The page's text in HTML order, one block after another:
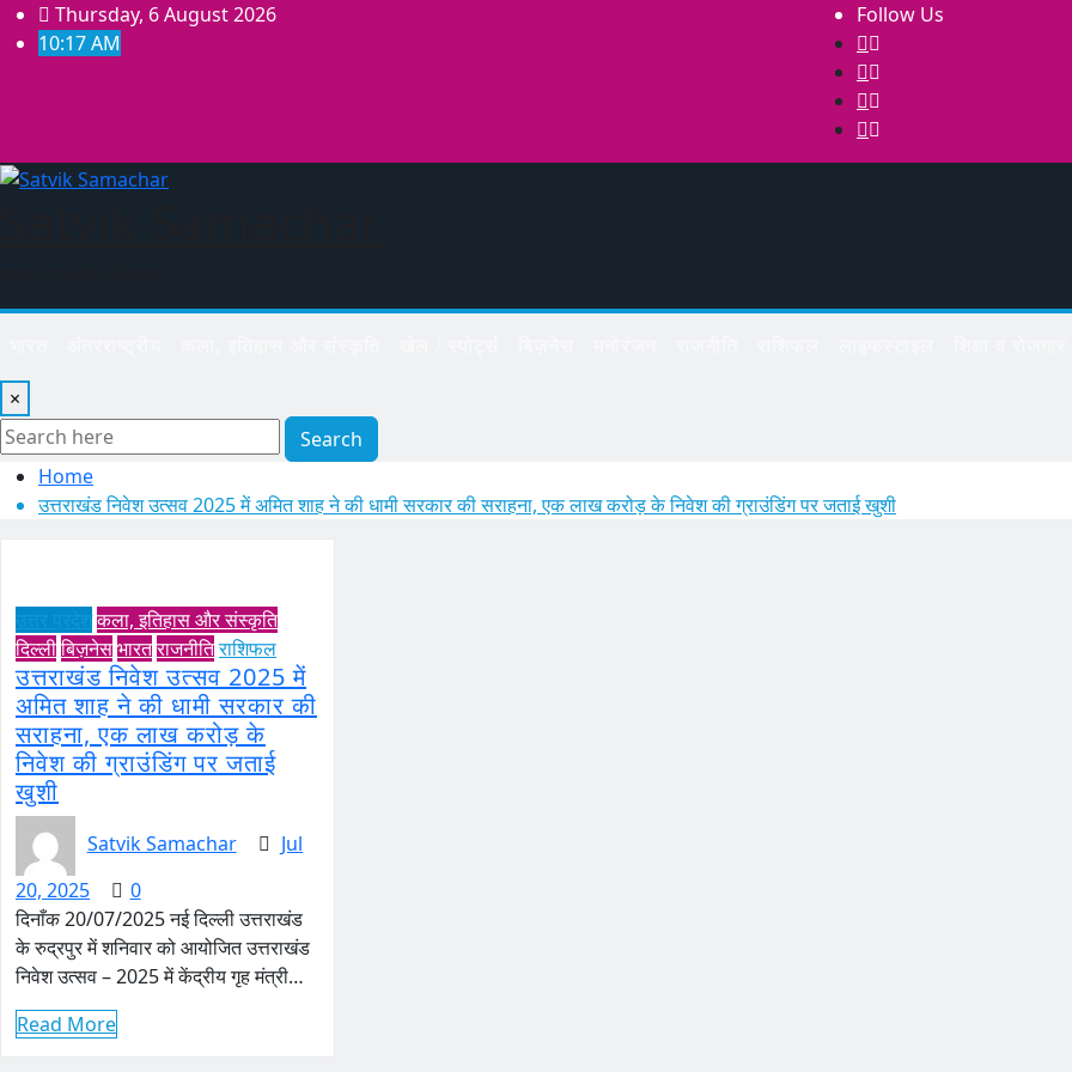
Skip
to
Thursday, 6 August 2026
10:17 AM
Follow Us
×
Search
Home
उत्तराखंड निवेश उत्सव 2025 में अमित शाह ने की धामी सरकार की सराहना, एक लाख करोड़ के निवेश की ग्राउंडिंग पर जताई खुशी
कला, इतिहास और संस्कृति
दिल्लीबिज़नेसभारतराजनीतिराशिफल
उत्तराखंड निवेश उत्सव 2025 में
अमित शाह ने की धामी सरकार की
सराहना, एक लाख करोड़ के
निवेश की ग्राउंडिंग पर जताई
खुशी
Satvik Samachar
Jul
20, 2025
0
दिनाँक 20/07/2025 नई दिल्ली उत्तराखंड
के रुद्रपुर में शनिवार को आयोजित उत्तराखंड
निवेश उत्सव – 2025 में केंद्रीय गृह मंत्री…
Read More